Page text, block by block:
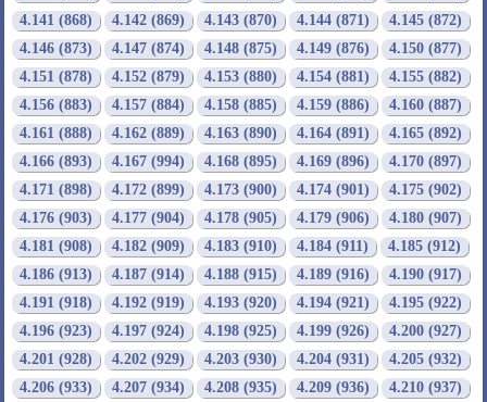
4.141 (868)
4.142 (869) 4.143 (870) 4.144 (871)
4.145 (872)
4.146 (873)
4.147 (874) 4.148 (875) 4.149 (876)
4.150 (877)
4.151 (878)
4.152 (879) 4.153 (880) 4.154 (881)
4.155 (882)
4.156 (883)
4.157 (884) 4.158 (885) 4.159 (886)
4.160 (887)
4.161 (888)
4.162 (889) 4.163 (890) 4.164 (891)
4.165 (892)
4.166 (893)
4.167 (994) 4.168 (895) 4.169 (896)
4.170 (897)
4.171 (898)
4.172 (899) 4.173 (900) 4.174 (901)
4.175 (902)
4.176 (903)
4.177 (904) 4.178 (905) 4.179 (906)
4.180 (907)
4.181 (908)
4.182 (909) 4.183 (910) 4.184 (911)
4.185 (912)
4.186 (913)
4.187 (914) 4.188 (915) 4.189 (916)
4.190 (917)
4.191 (918)
4.192 (919) 4.193 (920) 4.194 (921)
4.195 (922)
4.196 (923)
4.197 (924) 4.198 (925) 4.199 (926)
4.200 (927)
4.201 (928)
4.202 (929) 4.203 (930) 4.204 (931)
4.205 (932)
4.206 (933)
4.207 (934) 4.208 (935) 4.209 (936)
4.210 (937)